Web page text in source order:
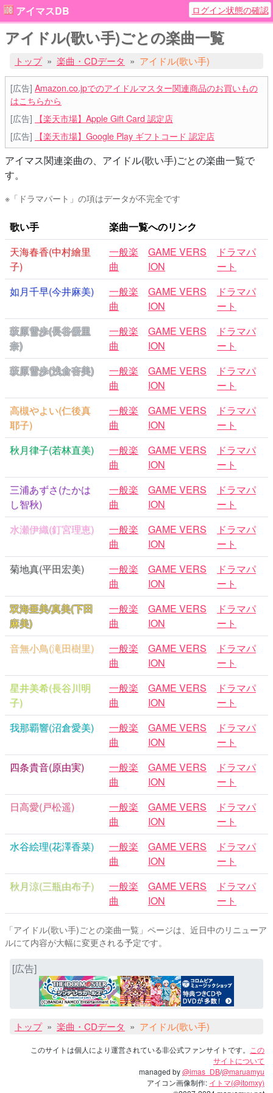
アイマスDB ログイン状態の確認
アイドル(歌い手)ごとの楽曲一覧
トップ 楽曲・CDデータ アイドル(歌い手)
[広告] Amazon.co.jpでのアイドルマスター関連商品のお買いもの
はこちらから
[広告]
【楽天市場】Apple Gift Card 認定店
[広告]
【楽天市場】Google Play ギフトコード 認定店
アイマス関連楽曲の、アイドル(歌い手)ごとの楽曲一覧で
す。
※「ドラマパート」の項はデータが不完全です
歌い手
楽曲一覧へのリンク
天海春香(中村繪里
子)
一般楽
曲
GAME VERS
ION
ドラマパ
ート
如月千早(今井麻美)
一般楽
曲
GAME VERS
ION
ドラマパ
ート
萩原雪歩(長谷優里
奈)
一般楽
曲
GAME VERS
ION
ドラマパ
ート
萩原雪歩(浅倉杏美)
一般楽
曲
GAME VERS
ION
ドラマパ
ート
高槻やよい(仁後真
耶子)
一般楽
曲
GAME VERS
ION
ドラマパ
ート
秋月律子(若林直美)
一般楽
曲
GAME VERS
ION
ドラマパ
ート
三浦あずさ(たかは
し智秋)
一般楽
曲
GAME VERS
ION
ドラマパ
ート
水瀬伊織(釘宮理恵)
一般楽
曲
GAME VERS
ION
ドラマパ
ート
菊地真(平田宏美)
一般楽
曲
GAME VERS
ION
ドラマパ
ート
双海亜美/真美(下田
麻美)
一般楽
曲
GAME VERS
ION
ドラマパ
ート
音無小鳥(滝田樹里)
一般楽
曲
GAME VERS
ION
ドラマパ
ート
星井美希(長谷川明
子)
一般楽
曲
GAME VERS
ION
ドラマパ
ート
我那覇響(沼倉愛美)
一般楽
曲
GAME VERS
ION
ドラマパ
ート
四条貴音(原由実)
一般楽
曲
GAME VERS
ION
ドラマパ
ート
日高愛(戸松遥)
一般楽
曲
GAME VERS
ION
ドラマパ
ート
水谷絵理(花澤香菜)
一般楽
曲
GAME VERS
ION
ドラマパ
ート
秋月涼(三瓶由布子)
一般楽
曲
GAME VERS
ION
ドラマパ
ート
「アイドル(歌い手)ごとの楽曲一覧」ページは、近日中のリニューア
ルにて内容が大幅に変更される予定です。
[広告]
トップ 楽曲・CDデータ アイドル(歌い手)
このサイトは個人により運営されている非公式ファンサイトです。
この
サイトについて
managed by@imas_DB/@maruamyu
アイコン画像制作: イトマ(@itomxy)